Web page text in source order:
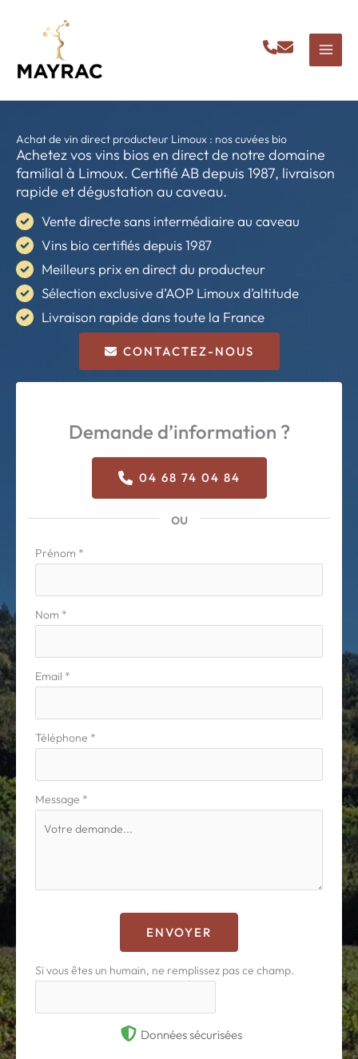
Achat de vin direct producteur Limoux : nos cuvées bio
Achetez vos vins bios en direct de notre domaine
familial à Limoux. Certifié AB depuis 1987, livraison
rapide et dégustation au caveau.
Vente directe sans intermédiaire au caveau
Vins bio certifiés depuis 1987
Meilleurs prix en direct du producteur
Sélection exclusive d’AOP Limoux d’altitude
Livraison rapide dans toute la France
CONTACTEZ-NOUS
Demande d’information ?
04 68 74 04 84
ou
Formulaire
avec
téléphone
Prénom *
Nom *
Email *
Téléphone *
Message *
ENVOYER
Si vous êtes un humain, ne remplissez pas ce champ.
Données sécurisées